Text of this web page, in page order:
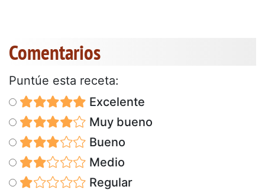
Comentarios
Puntúe esta receta:
Excelente
Muy bueno
Bueno
Medio
Regular